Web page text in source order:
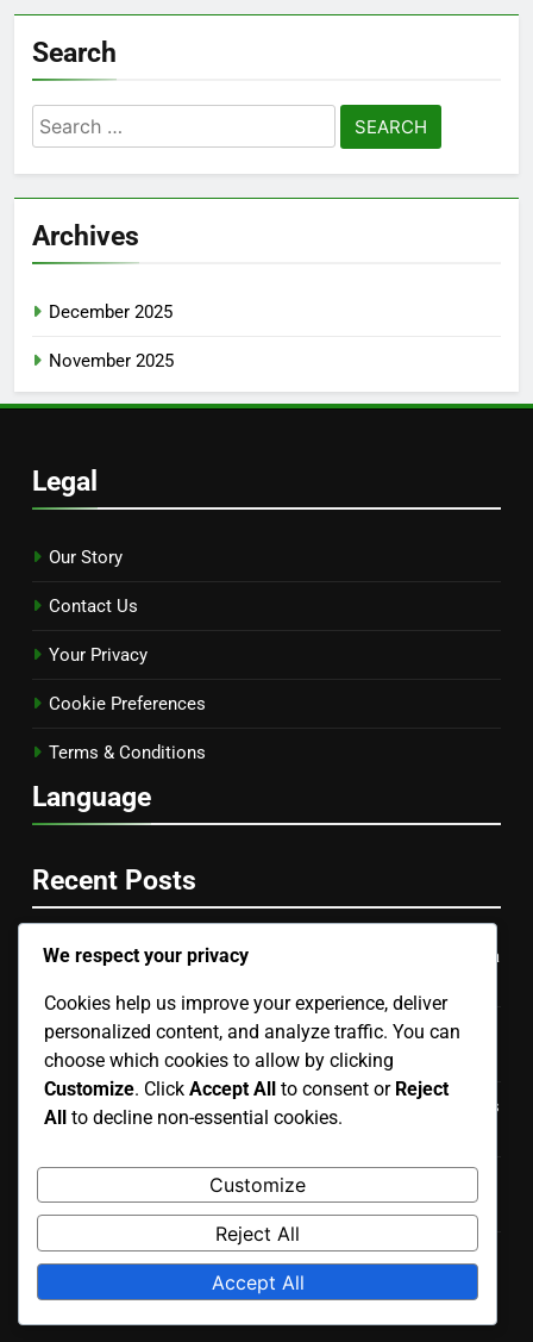
Search
Search
for:
Archives
December 2025
November 2025
Legal
Our Story
Contact Us
Your Privacy
Cookie Preferences
Terms & Conditions
Language
Recent Posts
Altavoces Para Cine En Casa: Sonido envolvente, Mejora
Altavoces Para Streaming: Conexión rápida, Calidad de
audio constante, Experiencia fluida
Altavoces Con Bundles: Ahorro en paquetes, Accesorios
Altavoces De Calidad Superior: Experiencia de sonido
inmersiva, Satisfacción garantizada, Durabilidad
Altavoces Inalámbricos Portátiles: Fácil transporte,
Batería de larga duración, Conectividad bluetooth
We respect your privacy
Cookies help us improve your experience, deliver
personalized content, and analyze traffic. You can
choose which cookies to allow by clicking
Customize. Click Accept All to consent or Reject
All to decline non-essential cookies.
Customize
Reject All
Accept All